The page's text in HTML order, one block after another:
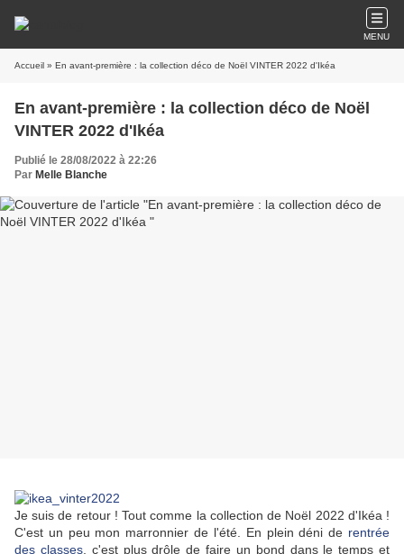
MENU
Accueil » En avant-première : la collection déco de Noël VINTER 2022 d'Ikéa
En avant-première : la collection déco de Noël
VINTER 2022 d'Ikéa
Publié le 28/08/2022 à 22:26
Par Melle Blanche
Je suis de retour ! Tout comme la collection de Noël 2022 d'Ikéa !
C'est un peu mon marronnier de l'été. En plein déni de rentrée
des classes, c'est plus drôle de faire un bond dans le temps et